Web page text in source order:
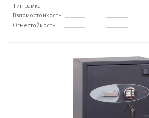
Тип замка
Взломостойкость
Огнестойкость